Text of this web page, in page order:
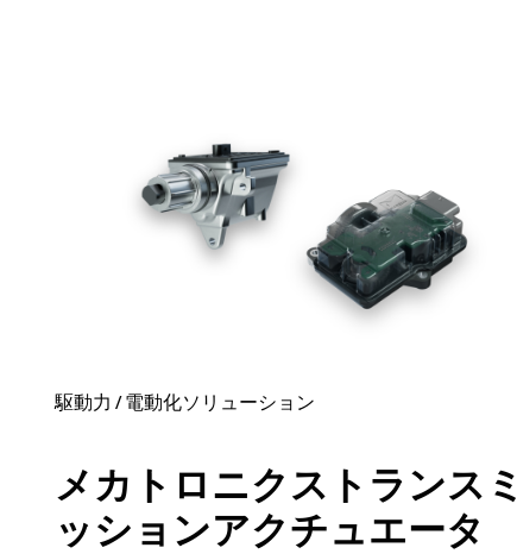
駆動力 / 電動化ソリューション
メカトロニクストランスミ
ッションアクチュエータ